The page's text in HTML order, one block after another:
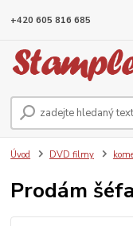
+420 605 816 685
Úvod DVD filmy
Prodám